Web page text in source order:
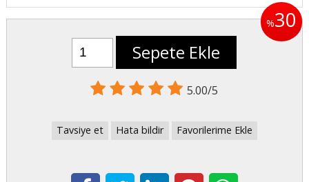
%30
Sepete Ekle
5.00/5
Tavsiye et Hata bildir Favorilerime Ekle